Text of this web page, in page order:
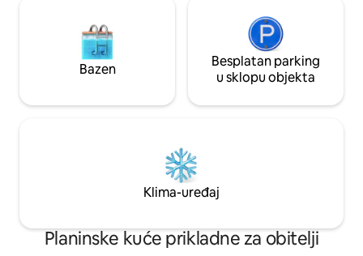
Bazen
Besplatan parking
u sklopu objekta
Klima-uređaj
Planinske kuće prikladne za obitelji